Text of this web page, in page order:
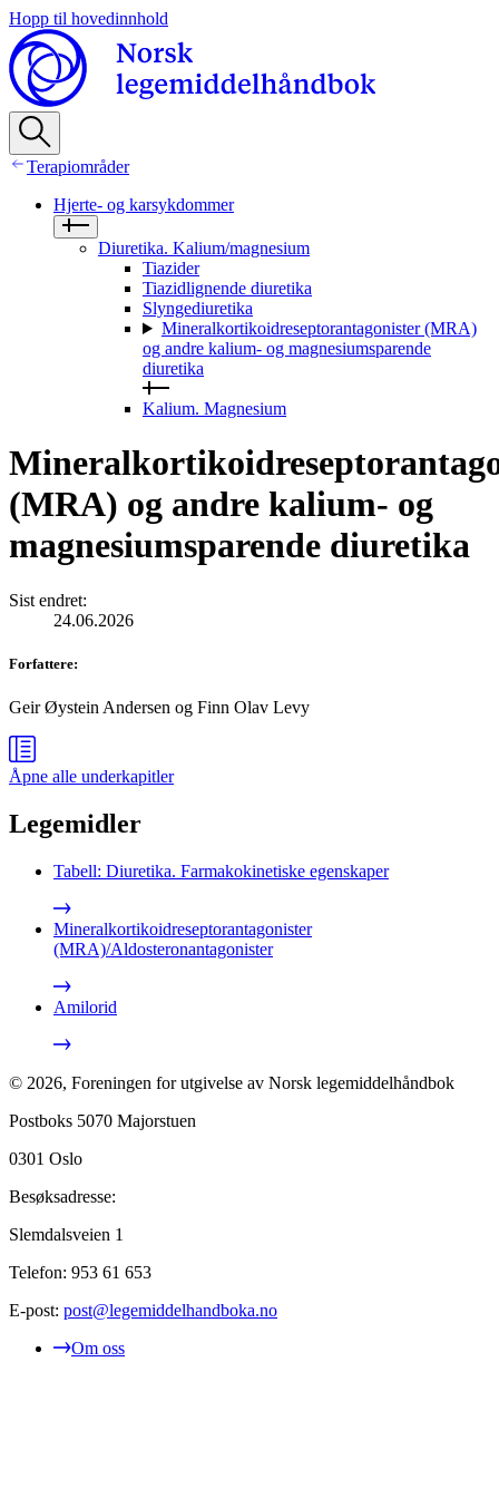
Hopp til hovedinnhold
Terapiområder
Hjerte- og karsykdommer
Diuretika. Kalium/magnesium
Tiazider
Tiazidlignende diuretika
Slyngediuretika
Mineralkortikoidreseptorantagonister (MRA)
og andre kalium‑ og magnesiumsparende
diuretika
Kalium. Magnesium
(MRA) og andre kalium‑ og
magnesiumsparende diuretika
Sist endret:
24.06.2026
Forfattere:
Geir Øystein Andersen og Finn Olav Levy
Åpne alle underkapitler
Legemidler
Tabell: Diuretika. Farmakokinetiske egenskaper
Mineralkortikoidreseptorantagonister
(MRA)/Aldosteronantagonister
Amilorid
© 2026, Foreningen for utgivelse av Norsk legemiddelhåndbok
Postboks 5070 Majorstuen
0301 Oslo
Besøksadresse:
Slemdalsveien 1
Telefon: 953 61 653
E-post: post@legemiddelhandboka.no
Om oss